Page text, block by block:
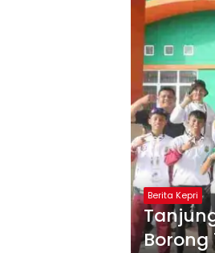
Berita Kepri
Borong